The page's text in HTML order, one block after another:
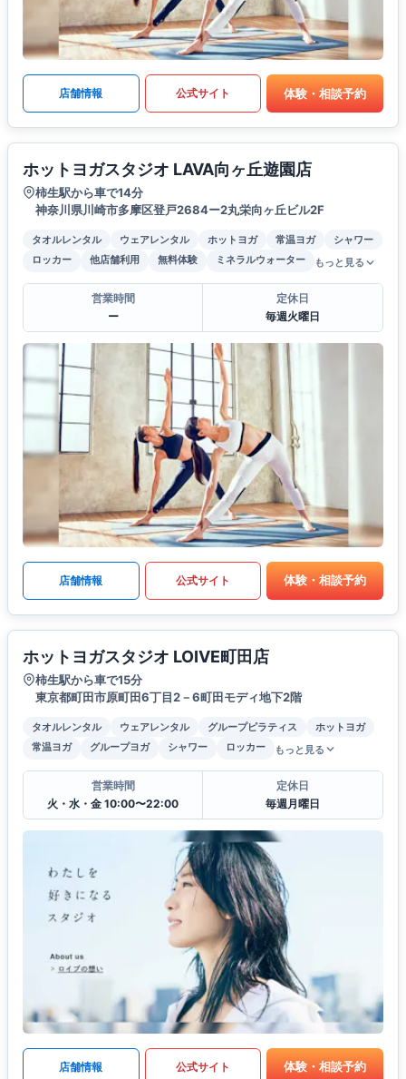
店舗情報 公式サイト 体験・相談予約
ホットヨガスタジオ LAVA向ヶ丘遊園店
柿生駅から車で14分
神奈川県川崎市多摩区登戸2684ー2丸栄向ヶ丘ビル2F
タオルレンタル ウェアレンタル ホットヨガ 常温ヨガ
シャワー
ロッカー
他店舗利用 無料体験 ミネラルウォーター もっと見る
営業時間
ー
定休日
毎週火曜日
店舗情報 公式サイト 体験・相談予約
ホットヨガスタジオ LOIVE町田店
柿生駅から車で15分
東京都町田市原町田6丁目2－6町田モディ地下2階
タオルレンタル ウェアレンタル グループピラティス
ホットヨガ
常温ヨガ
グループヨガ シャワー ロッカー もっと見る
営業時間
火・水・金 10:00〜22:00
定休日
毎週月曜日
店舗情報 公式サイト 体験・相談予約